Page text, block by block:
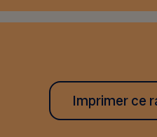
Imprimer ce